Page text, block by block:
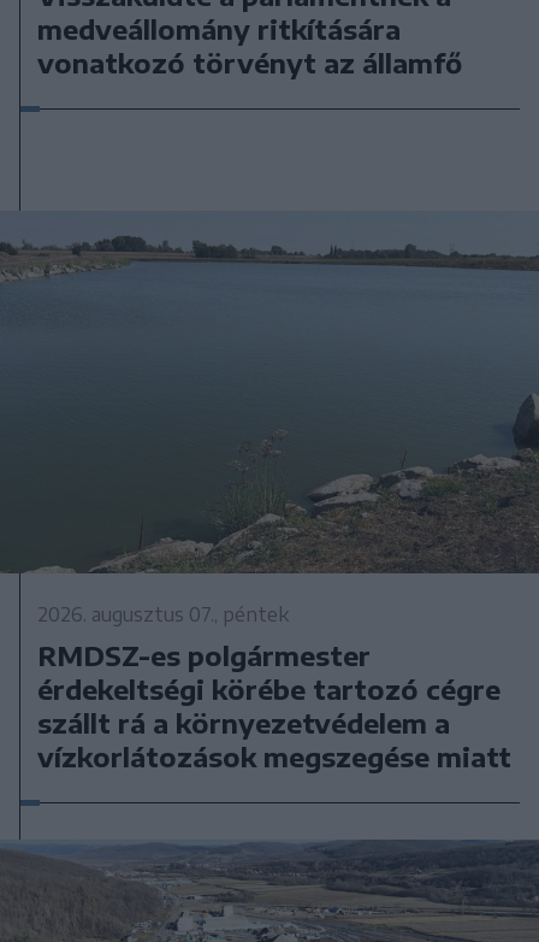
medveállomány ritkítására
vonatkozó törvényt az államfő
2026. augusztus 07., péntek
RMDSZ-es polgármester
érdekeltségi körébe tartozó cégre
szállt rá a környezetvédelem a
vízkorlátozások megszegése miatt